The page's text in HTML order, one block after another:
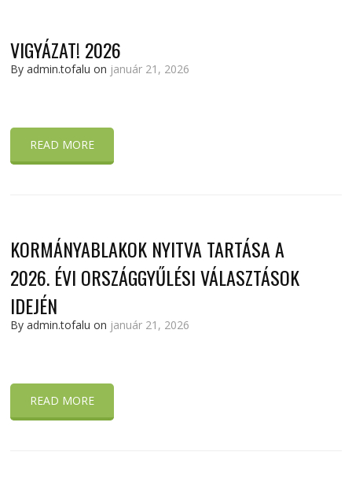
VIGYÁZAT! 2026
By admin.tofalu on január 21, 2026
READ MORE
KORMÁNYABLAKOK NYITVA TARTÁSA A
2026. ÉVI ORSZÁGGYŰLÉSI VÁLASZTÁSOK
IDEJÉN
By admin.tofalu on január 21, 2026
READ MORE